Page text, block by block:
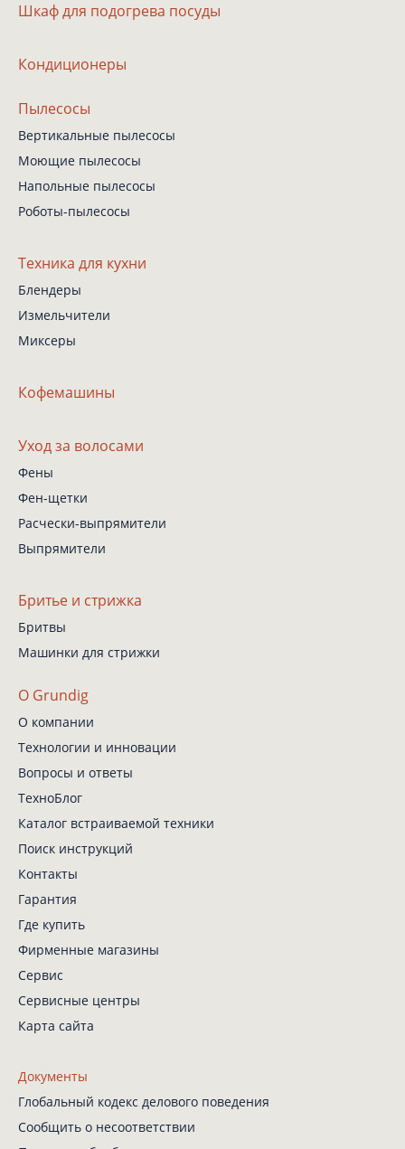
Шкафдля подогрева посуды
Кондиционеры
Пылесосы
Вертикальные пылесосы
Моющие пылесосы
Напольные пылесосы
Роботы-пылесосы
Техника для кухни
Блендеры
Измельчители
Миксеры
Кофемашины
Уход за волосами
Фены
Фен-щетки
Расчески-выпрямители
Выпрямители
Бритье и стрижка
Бритвы
Машинки для стрижки
О Grundig
О компании
Технологии и инновации
Вопросы и ответы
ТехноБлог
Каталог встраиваемой техники
Поиск инструкций
Контакты
Гарантия
Где купить
Фирменные магазины
Сервис
Сервисные центры
Карта сайта
Документы
Глобальный кодекс делового поведения
Сообщить о несоответствии